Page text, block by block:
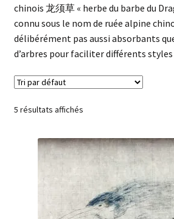
Questions fréquentes
chinois 龙须草 « herbe du barbe du
connu sous le nom de ruée alpine
délibérément pas aussi absorbants
d’arbres pour faciliter différents
5 résultats affichés